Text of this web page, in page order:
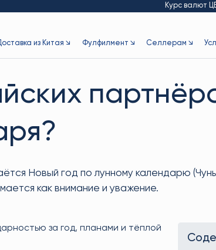
Курс валют
из Китая ↘ Фулфилмент ↘ Селлерам ↘
Новый год по лунному календарю
как внимание и уважение.
за год, планами и тёплой